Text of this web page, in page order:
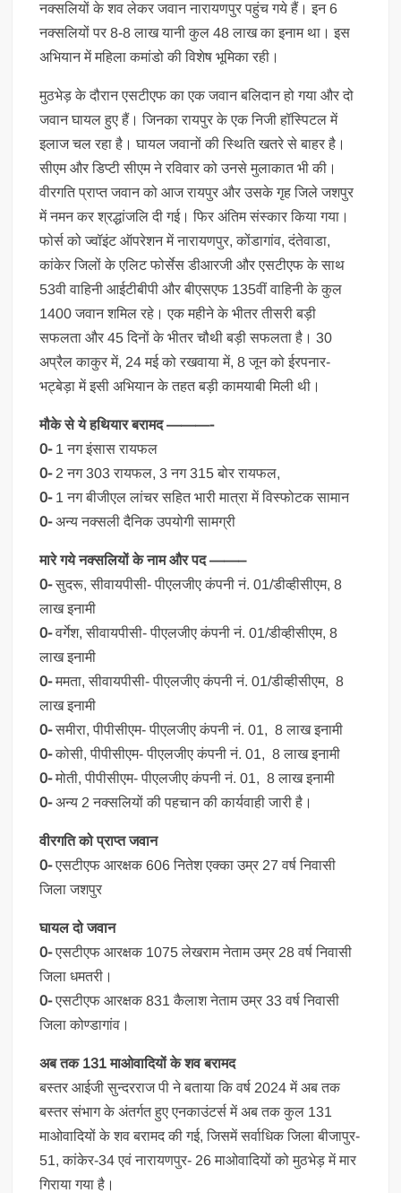
नक्सलियों के शव लेकर जवान नारायणपुर पहुंच गये हैं। इन 6
नक्सलियों पर 8-8 लाख यानी कुल 48 लाख का इनाम था। इस
अभियान में महिला कमांडो की विशेष भूमिका रही।
मुठभेड़ के दौरान एसटीएफ का एक जवान बलिदान हो गया और दो
जवान घायल हुए हैं। जिनका रायपुर के एक निजी हॉस्पिटल में
इलाज चल रहा है। घायल जवानों की स्थिति खतरे से बाहर है।
सीएम और डिप्टी सीएम ने रविवार को उनसे मुलाकात भी की।
वीरगति प्राप्त जवान को आज रायपुर और उसके गृह जिले जशपुर
में नमन कर श्रद्धांजलि दी गई। फिर अंतिम संस्कार किया गया।
फोर्स को ज्वॉइंट ऑपरेशन में नारायणपुर, कोंडागांव, दंतेवाडा,
कांकेर जिलों के एलिट फोर्सेस डीआरजी और एसटीएफ के साथ
53वी वाहिनी आईटीबीपी और बीएसएफ 135वीं वाहिनी के कुल
1400 जवान शमिल रहे। एक महीने के भीतर तीसरी बड़ी
सफलता और 45 दिनों के भीतर चौथी बड़ी सफलता है। 30
अप्रैल काकुर में, 24 मई को रखवाया में, 8 जून को ईरपनार-
भट्बेड़ा में इसी अभियान के तहत बड़ी कामयाबी मिली थी।
मौके से ये हथियार बरामद ———-
0- 1 नग इंसास रायफल
0- 2 नग 303 रायफल, 3 नग 315 बोर रायफल,
0- 1 नग बीजीएल लांचर सहित भारी मात्रा में विस्फोटक सामान
0-अन्य नक्सली दैनिक उपयोगी सामग्री
मारे गये नक्सलियों के नाम और पद ——–
0-सुदरू, सीवायपीसी- पीएलजीए कंपनी नं. 01/डीव्हीसीएम, 8
लाख इनामी
0-वर्गेश, सीवायपीसी- पीएलजीए कंपनी नं. 01/डीव्हीसीएम, 8
लाख इनामी
0-ममता, सीवायपीसी- पीएलजीए कंपनी नं. 01/डीव्हीसीएम, 8
लाख इनामी
0-समीरा, पीपीसीएम- पीएलजीए कंपनी नं. 01, 8 लाख इनामी
0-कोसी, पीपीसीएम- पीएलजीए कंपनी नं. 01, 8 लाख इनामी
0-मोती, पीपीसीएम- पीएलजीए कंपनी नं. 01, 8 लाख इनामी
0-अन्य 2 नक्सलियों की पहचान की कार्यवाही जारी है।
वीरगति को प्राप्त जवान
0-एसटीएफ आरक्षक 606 नितेश एक्का उम्र 27 वर्ष निवासी
जिला जशपुर
घायल दो जवान
0-एसटीएफ आरक्षक 1075 लेखराम नेताम उम्र 28 वर्ष निवासी
जिला धमतरी।
0-एसटीएफ आरक्षक 831 कैलाश नेताम उम्र 33 वर्ष निवासी
जिला कोण्डागांव।
अब तक 131 माओवादियों के शव बरामद
बस्तर आईजी सुन्दरराज पी ने बताया कि वर्ष 2024 में अब तक
बस्तर संभाग के अंतर्गत हुए एनकाउंटर्स में अब तक कुल 131
माओवादियों के शव बरामद की गई, जिसमें सर्वाधिक जिला बीजापुर-
51, कांकेर-34 एवं नारायणपुर- 26 माओवादियों को मुठभेड़ में मार
गिराया गया है।